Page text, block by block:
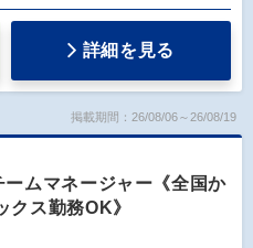
詳細を見る
掲載期間：26/08/06～26/08/19
ムマネージャー《全国か
クス勤務OK》